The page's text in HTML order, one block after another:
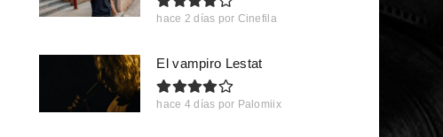
hace 2 días por Cinefila
El vampiro Lestat
hace 4 días por Palomiix